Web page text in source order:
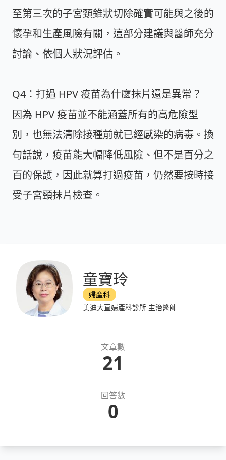
至第三次的子宮頸錐狀切除確實可能與之後的
懷孕和生產風險有關，這部分建議與醫師充分
討論、依個人狀況評估。
Q4：打過 HPV 疫苗為什麼抹片還是異常？
因為 HPV 疫苗並不能涵蓋所有的高危險型
別，也無法清除接種前就已經感染的病毒。換
句話說，疫苗能大幅降低風險、但不是百分之
百的保護，因此就算打過疫苗，仍然要按時接
受子宮頸抹片檢查。
童寶玲
婦產科
美迪大直婦產科診所 主治醫師
文章數
21
回答數
0